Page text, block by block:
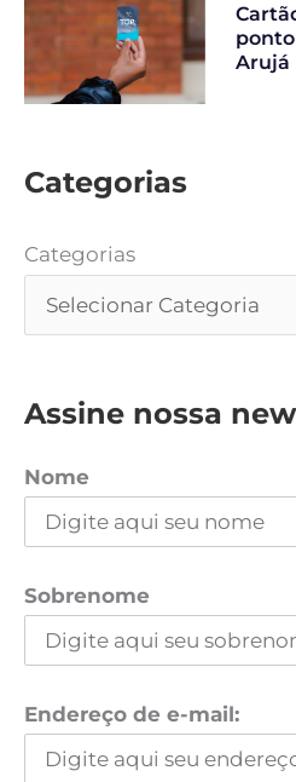
Arujá
Categorias
Categorias
Assine nossa
Nome
Sobrenome
Endereço de e-mail: